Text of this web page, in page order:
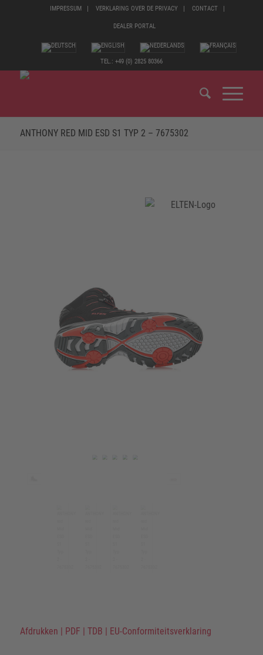
IMPRESSUM VERKLARING OVER DE PRIVACY CONTACT
DEALER PORTAL
TEL.: +49 (0) 2825 80366
ANTHONY RED MID ESD S1 TYP 2 – 7675302
Afdrukken | PDF | TDB | EU-Conformiteitsverklaring